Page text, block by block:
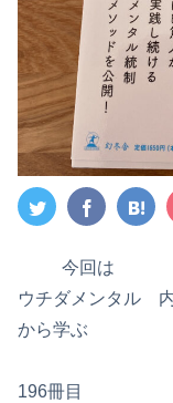
今回は
ウチダメンタル
から学ぶ
196冊目